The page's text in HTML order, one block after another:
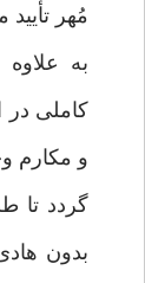
مُهر تأييد
به علاوه
كاملى در
و مكارم
گردد تا
بدون